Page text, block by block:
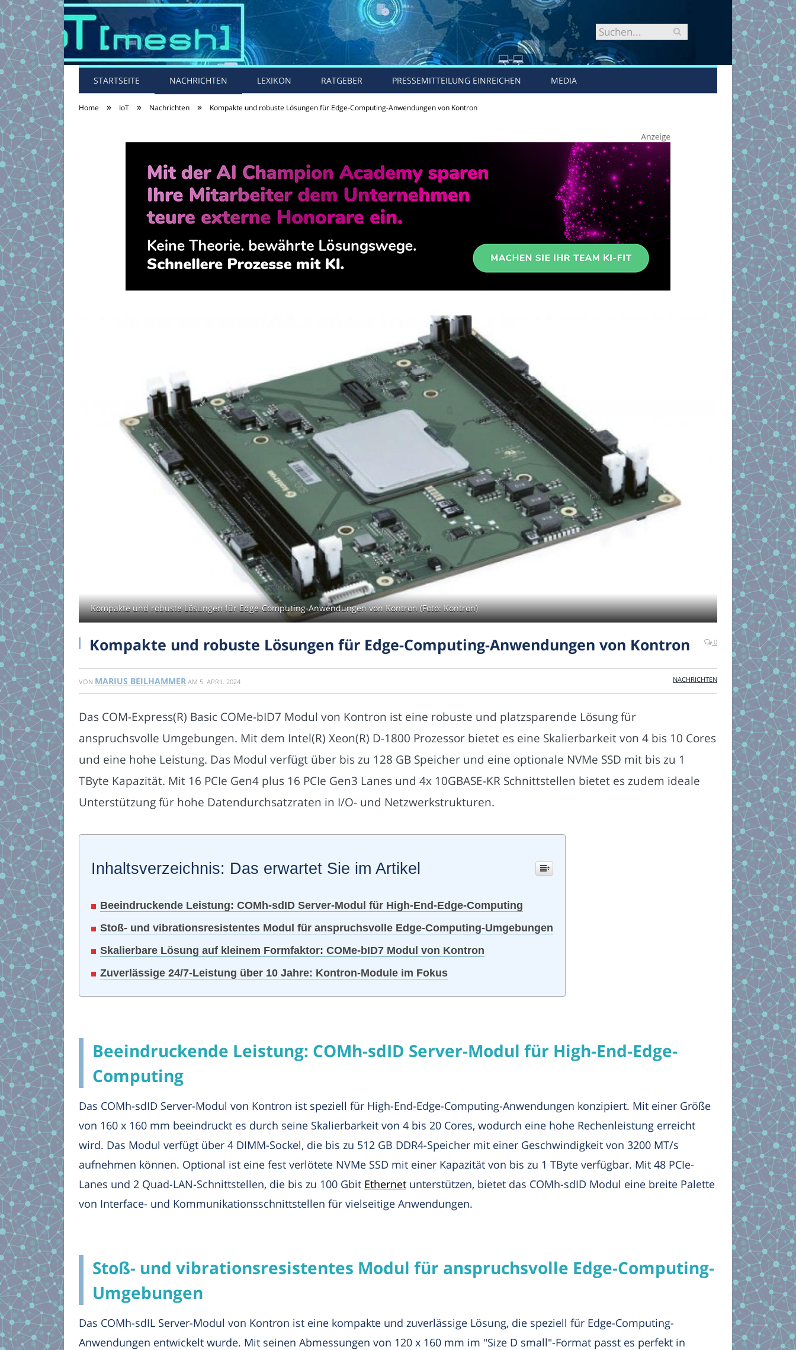
STARTSEITE NACHRICHTEN LEXIKON RATGEBER PRESSEMITTEILUNG EINREICHEN MEDIA
Home » IoT » Nachrichten » Kompakte und robuste Lösungen für Edge-Computing-Anwendungen von Kontron
Kompakte und robuste Lösungen für Edge-Computing-Anwendungen von Kontron (Foto: Kontron)
Kompakte und robuste Lösungen für Edge-Computing-Anwendungen von Kontron 0
VON MARIUS BEILHAMMER AM 5. APRIL 2024 NACHRICHTEN
Das COM-Express(R) Basic COMe-bID7 Modul von Kontron ist eine robuste und platzsparende Lösung für
anspruchsvolle Umgebungen. Mit dem Intel(R) Xeon(R) D-1800 Prozessor bietet es eine Skalierbarkeit von 4 bis 10 Cores
und eine hohe Leistung. Das Modul verfügt über bis zu 128 GB Speicher und eine optionale NVMe SSD mit bis zu 1
TByte Kapazität. Mit 16 PCIe Gen4 plus 16 PCIe Gen3 Lanes und 4x 10GBASE-KR Schnittstellen bietet es zudem ideale
Unterstützung für hohe Datendurchsatzraten in I/O- und Netzwerkstrukturen.
Inhaltsverzeichnis: Das erwartet Sie im Artikel
Beeindruckende Leistung: COMh-sdID Server-Modul für High-End-Edge-Computing
Stoß- und vibrationsresistentes Modul für anspruchsvolle Edge-Computing-Umgebungen
Skalierbare Lösung auf kleinem Formfaktor: COMe-bID7 Modul von Kontron
Zuverlässige 24/7-Leistung über 10 Jahre: Kontron-Module im Fokus
Beeindruckende Leistung: COMh-sdID Server-Modul für High-End-Edge-
Computing
Das COMh-sdID Server-Modul von Kontron ist speziell für High-End-Edge-Computing-Anwendungen konzipiert. Mit einer Größe
von 160 x 160 mm beeindruckt es durch seine Skalierbarkeit von 4 bis 20 Cores, wodurch eine hohe Rechenleistung erreicht
wird. Das Modul verfügt über 4 DIMM-Sockel, die bis zu 512 GB DDR4-Speicher mit einer Geschwindigkeit von 3200 MT/s
aufnehmen können. Optional ist eine fest verlötete NVMe SSD mit einer Kapazität von bis zu 1 TByte verfügbar. Mit 48 PCIe-
Lanes und 2 Quad-LAN-Schnittstellen, die bis zu 100 Gbit Ethernet unterstützen, bietet das COMh-sdID Modul eine breite Palette
von Interface- und Kommunikationsschnittstellen für vielseitige Anwendungen.
Stoß- und vibrationsresistentes Modul für anspruchsvolle Edge-Computing-
Umgebungen
Das COMh-sdIL Server-Modul von Kontron ist eine kompakte und zuverlässige Lösung, die speziell für Edge-Computing-
Anwendungen entwickelt wurde. Mit seinen Abmessungen von 120 x 160 mm im "Size D small"-Format passt es perfekt in